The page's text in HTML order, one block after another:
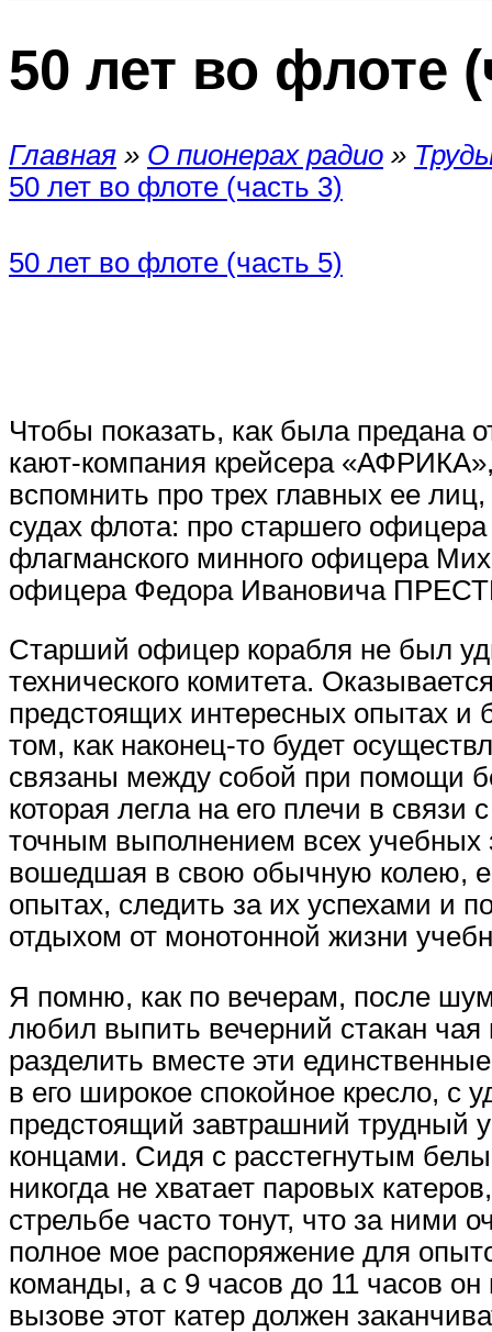
50 лет во флоте
Главная » О пионерах радио »
50 лет во флоте (часть 3)
50 лет во флоте (часть 5)
Чтобы показать, как была предана
кают-компания крейсера
вспомнить про трех главных ее
судах флота: про старшего
флагманского минного офицера
офицера Федора Ивановича
Старший офицер корабля не был
технического комитета.
предстоящих интересных опытах
том, как наконец-то будет
связаны между собой при помощи
которая легла на его плечи в
точным выполнением всех учебных
вошедшая в свою обычную колею,
опытах, следить за их успехами и
отдыхом от монотонной жизни
Я помню, как по вечерам, после
любил выпить вечерний стакан
разделить вместе эти
в его широкое спокойное кресло, с
предстоящий завтрашний трудный
концами. Сидя с расстегнутым
никогда не хватает паровых
стрельбе часто тонут, что за ними
полное мое распоряжение для
команды, а с 9 часов до 11 часов
вызове этот катер должен